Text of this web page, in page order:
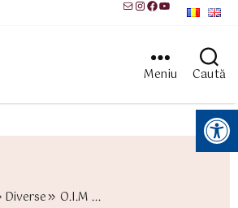
MailInstagram
Facebook
YouTube
Meniu Caută
Instrumente pentru accesibilitate
Diverse O.I.M ...